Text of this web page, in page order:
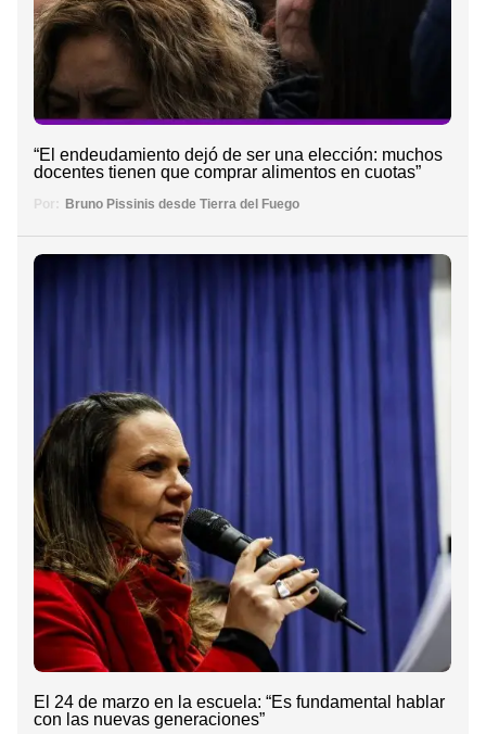
“El endeudamiento dejó de ser una elección: muchos
docentes tienen que comprar alimentos en cuotas”
Por: Bruno Pissinis desde Tierra del Fuego
El 24 de marzo en la escuela: “Es fundamental hablar
con las nuevas generaciones”